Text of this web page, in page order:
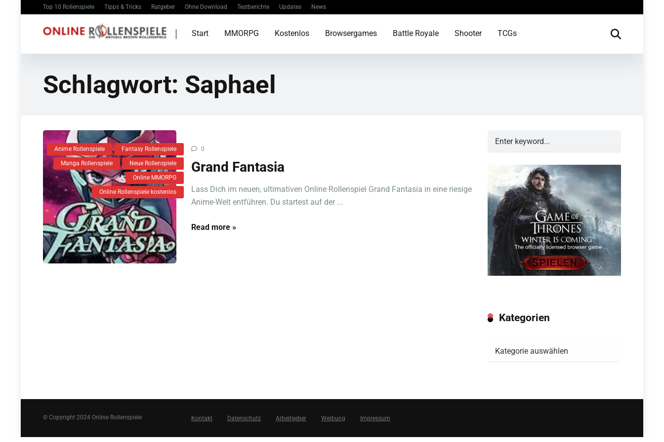
Top 10 Rollenspiele Tipps & Tricks Ratgeber Ohne Download Testberichte Updates News
Start MMORPG Kostenlos Browsergames Battle Royale Shooter TCGs
Schlagwort: Saphael
Anime Rollenspiele Fantasy Rollenspiele
Manga Rollenspiele Neue Rollenspiele
Online MMORPG
Online Rollenspiele kostenlos
0
Grand Fantasia
Lass Dich im neuen, ultimativen Online Rollenspiel Grand Fantasia in eine riesige
Anime-Welt entführen. Du startest auf der ...
Read more »
Kategorien
© Copyright 2024 Online Rollenspiele Kontakt Datenschutz Arbeitgeber Werbung Impressum